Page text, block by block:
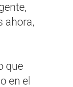
ahora,
que
en el